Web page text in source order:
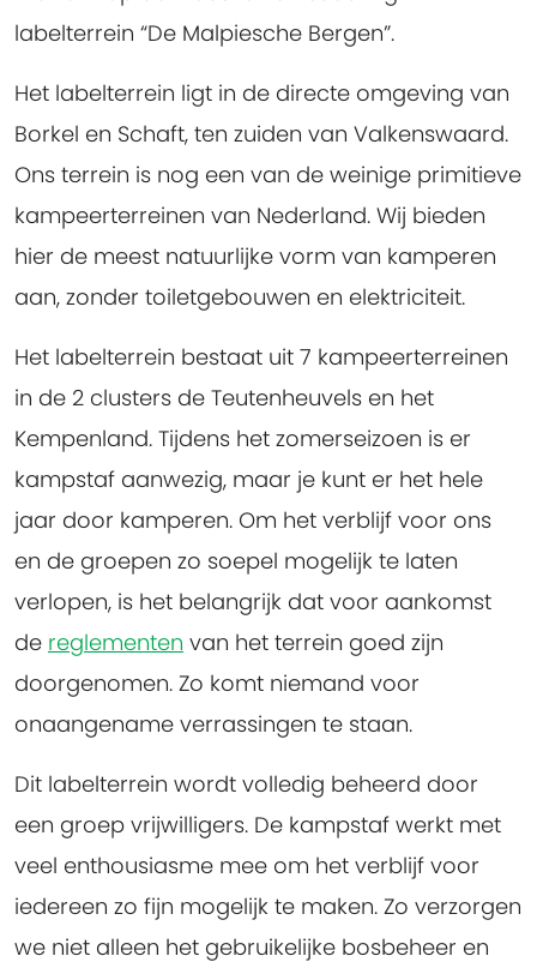
labelterrein “De Malpiesche Bergen”.
Het labelterrein ligt in de directe omgeving van
Borkel en Schaft, ten zuiden van Valkenswaard.
Ons terrein is nog een van de weinige primitieve
kampeerterreinen van Nederland. Wij bieden
hier de meest natuurlijke vorm van kamperen
aan, zonder toiletgebouwen en elektriciteit.
Het labelterrein bestaat uit 7 kampeerterreinen
in de 2 clusters de Teutenheuvels en het
Kempenland. Tijdens het zomerseizoen is er
kampstaf aanwezig, maar je kunt er het hele
jaar door kamperen. Om het verblijf voor ons
en de groepen zo soepel mogelijk te laten
verlopen, is het belangrijk dat voor aankomst
de reglementen van het terrein goed zijn
doorgenomen. Zo komt niemand voor
onaangename verrassingen te staan.
Dit labelterrein wordt volledig beheerd door
een groep vrijwilligers. De kampstaf werkt met
veel enthousiasme mee om het verblijf voor
iedereen zo fijn mogelijk te maken. Zo verzorgen
we niet alleen het gebruikelijke bosbeheer en